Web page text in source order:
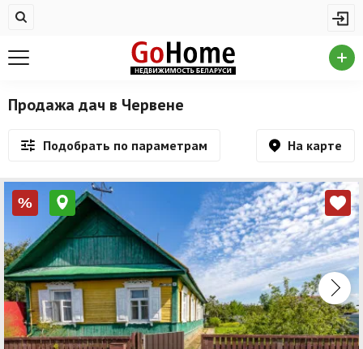
Недвижимость в Червене
На сутки
Новостройки
Дома/коттеджи/участки
Комерческая недвижимость
Недвижимость в Червене
Продажа коммерческой недвижимости
Продажа дач в Червене
Подобрать по параметрам На карте
%